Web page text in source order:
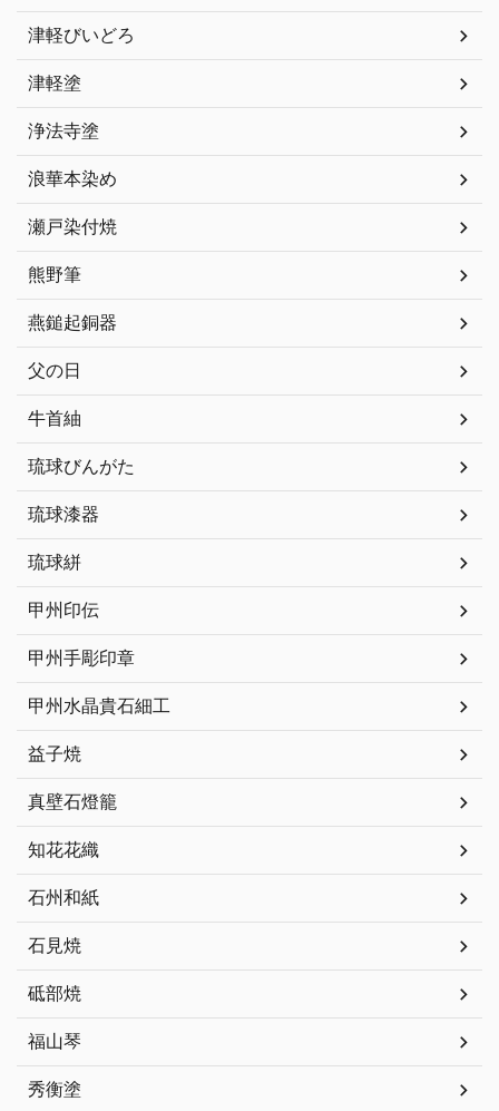
津軽びいどろ
津軽塗
浄法寺塗
浪華本染め
瀬戸染付焼
熊野筆
燕鎚起銅器
父の日
牛首紬
琉球びんがた
琉球漆器
琉球絣
甲州印伝
甲州手彫印章
甲州水晶貴石細工
益子焼
真壁石燈籠
知花花織
石州和紙
石見焼
砥部焼
福山琴
秀衡塗